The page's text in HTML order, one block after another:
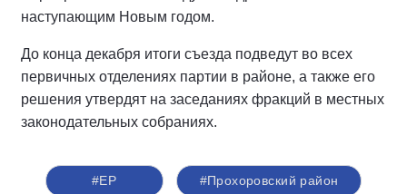
наступающим Новым годом.
До конца декабря итоги съезда подведут во всех
первичных отделениях партии в районе, а также его
решения утвердят на заседаниях фракций в местных
законодательных собраниях.
#ЕР #Прохоровский район